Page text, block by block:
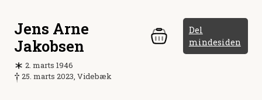
Jens Arne
Jakobsen
Del
mindesiden
2. marts 1946
25. marts 2023, Videbæk